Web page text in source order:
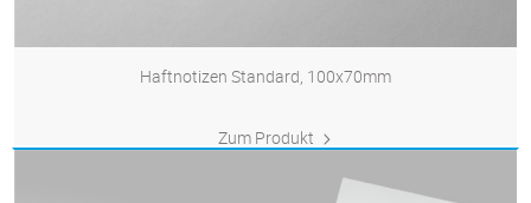
Haftnotizen Standard, 100x70mm
Zum Produkt